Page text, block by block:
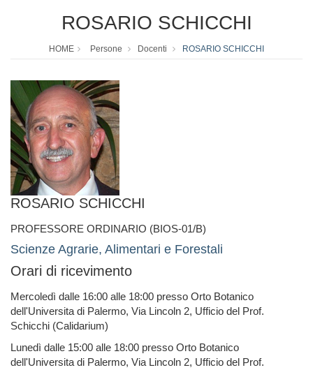
ROSARIO SCHICCHI
HOME Persone Docenti ROSARIO SCHICCHI
ROSARIO SCHICCHI
PROFESSORE ORDINARIO (BIOS-01/B)
Scienze Agrarie, Alimentari e Forestali
Orari di ricevimento
Mercoledì dalle 16:00 alle 18:00 presso Orto Botanico
dell'Universita di Palermo, Via Lincoln 2, Ufficio del Prof.
Schicchi (Calidarium)
Lunedì dalle 15:00 alle 18:00 presso Orto Botanico
dell'Universita di Palermo, Via Lincoln 2, Ufficio del Prof.